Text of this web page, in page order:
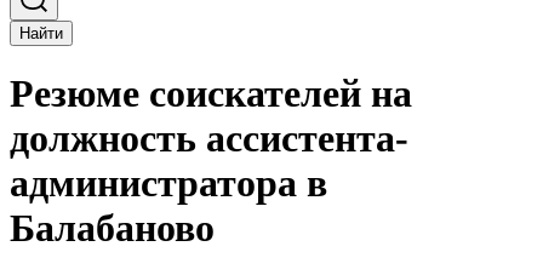
Найти
Резюме соискателей на
должность ассистента-
администратора в
Балабаново